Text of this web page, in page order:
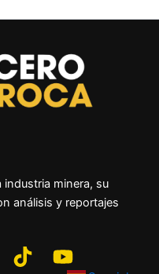
minera, su
análisis y reportajes